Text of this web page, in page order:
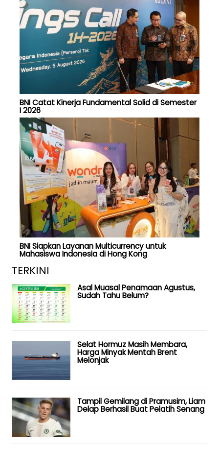
BNI Catat Kinerja Fundamental Solid di Semester
I 2026
BNI Siapkan Layanan Multicurrency untuk
Mahasiswa Indonesia di Hong Kong
TERKINI
Asal Muasal Penamaan Agustus,
Sudah Tahu Belum?
Selat Hormuz Masih Membara,
Harga Minyak Mentah Brent
Melonjak
Tampil Gemilang di Pramusim, Liam
Delap Berhasil Buat Pelatih Senang